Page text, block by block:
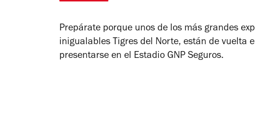
Prepárate porque unos de los más grandes
inigualables Tigres del Norte, están de vuelta
presentarse en el Estadio GNP Seguros.